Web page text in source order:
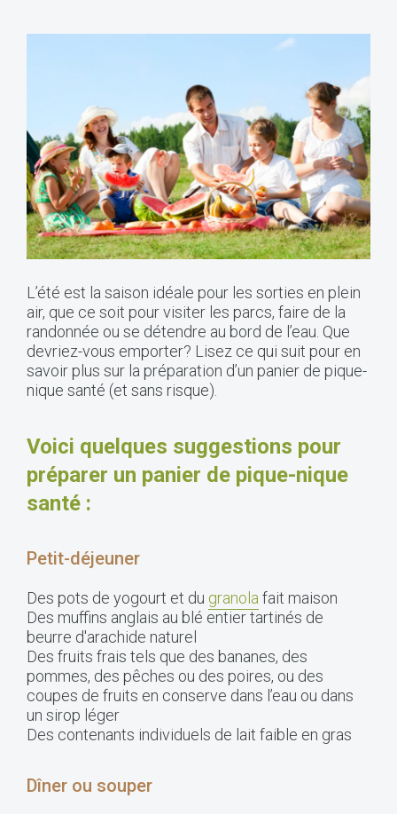
L’été est la saison idéale pour les sorties en plein
air, que ce soit pour visiter les parcs, faire de la
randonnée ou se détendre au bord de l’eau. Que
devriez-vous emporter? Lisez ce qui suit pour en
savoir plus sur la préparation d’un panier de pique-
nique santé (et sans risque).
Voici quelques suggestions pour
préparer un panier de pique-nique
santé :
Petit-déjeuner
Des pots de yogourt et du granola fait maison
Des muffins anglais au blé entier tartinés de
beurre d'arachide naturel
Des fruits frais tels que des bananes, des
pommes, des pêches ou des poires, ou des
coupes de fruits en conserve dans l’eau ou dans
un sirop léger
Des contenants individuels de lait faible en gras
Dîner ou souper